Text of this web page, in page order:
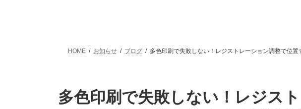
HOME お知らせ ブログ 多色印刷で失敗しない！レジストレーション調整で位
多色印刷で失敗しない！レジス